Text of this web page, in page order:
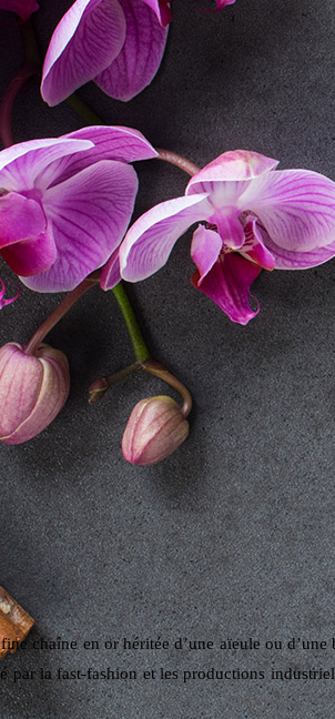
chaîne en or héritée d’une aïeule ou
par la fast-fashion et les productions